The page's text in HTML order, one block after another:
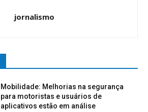
jornalismo
Mobilidade: Melhorias na segurança
para motoristas e usuários de
aplicativos estão em análise